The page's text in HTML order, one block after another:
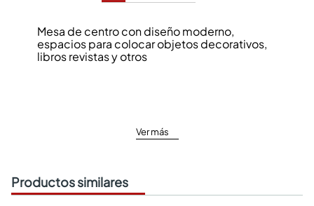
Mesa de centro con diseño moderno,
espacios para colocar objetos decorativos,
libros revistas y otros
Ver más
Productos similares